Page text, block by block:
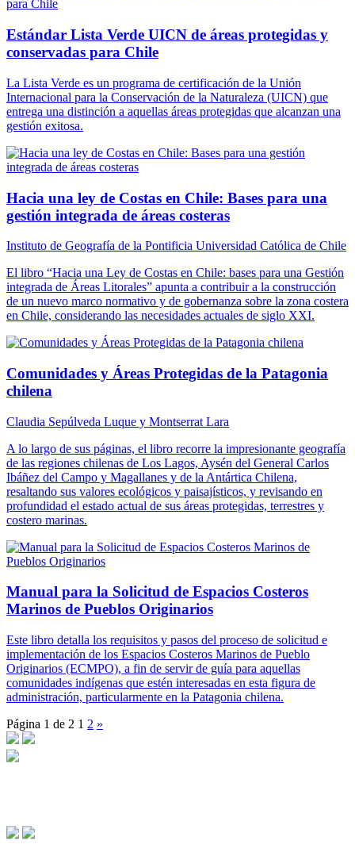
Estándar Lista Verde UICN de áreas protegidas y
conservadas para Chile
La Lista Verde es un programa de certificación de la Unión
Internacional para la Conservación de la Naturaleza (UICN) que
entrega una distinción a aquellas áreas protegidas que alcanzan una
gestión exitosa.
Hacia una ley de Costas en Chile: Bases para una
gestión integrada de áreas costeras
Instituto de Geografía de la Pontificia Universidad Católica de Chile
El libro “Hacia una Ley de Costas en Chile: bases para una Gestión
integrada de Áreas Litorales” apunta a contribuir a la construcción
de un nuevo marco normativo y de gobernanza sobre la zona costera
en Chile, considerando las necesidades actuales de siglo XXI.
Comunidades y Áreas Protegidas de la Patagonia
chilena
Claudia Sepúlveda Luque y Montserrat Lara
A lo largo de sus páginas, el libro recorre la impresionante geografía
de las regiones chilenas de Los Lagos, Aysén del General Carlos
Ibáñez del Campo y Magallanes y de la Antártica Chilena,
resaltando sus valores ecológicos y paisajísticos, y revisando en
profundidad el estado actual de sus áreas protegidas, terrestres y
costero marinas.
Manual para la Solicitud de Espacios Costeros
Marinos de Pueblos Originarios
Este libro detalla los requisitos y pasos del proceso de solicitud e
implementación de los Espacios Costeros Marinos de Pueblo
Originarios (ECMPO), a fin de servir de guía para aquellas
comunidades indígenas que estén interesadas en esta figura de
administración, particularmente en la Patagonia chilena.
Página 1 de 2 1 2 »